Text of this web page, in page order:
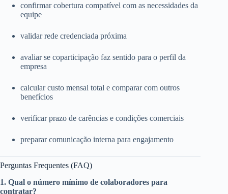
confirmar cobertura compatível com as necessidades da
equipe
validar rede credenciada próxima
avaliar se coparticipação faz sentido para o perfil da
empresa
calcular custo mensal total e comparar com outros
benefícios
verificar prazo de carências e condições comerciais
preparar comunicação interna para engajamento
Perguntas Frequentes (FAQ)
1. Qual o número mínimo de colaboradores para
contratar?